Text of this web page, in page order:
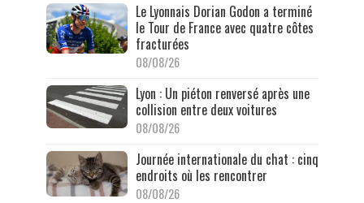
Le Lyonnais Dorian Godon a terminé
le Tour de France avec quatre côtes
fracturées
08/08/26
Lyon : Un piéton renversé après une
collision entre deux voitures
08/08/26
Journée internationale du chat : cinq
endroits où les rencontrer
08/08/26